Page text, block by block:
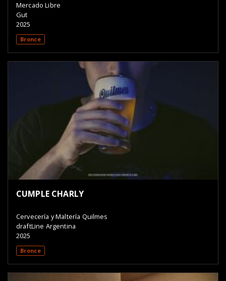
Mercado Libre
Gut
2025
Bronce
CUMPLE CHARLY
Cervecería y Maltería Quilmes
draftLine Argentina
2025
Bronce